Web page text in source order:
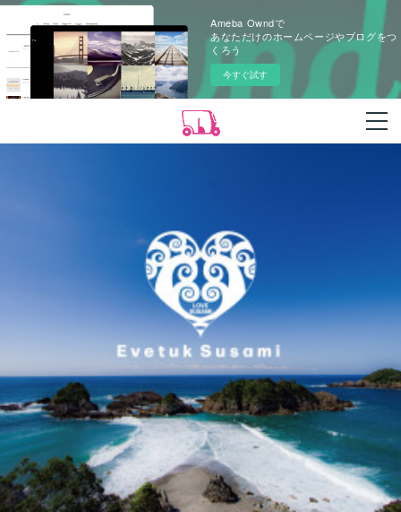
Ameba Owndで
あなただけのホームページやブログをつ
くろう
今すぐ試す